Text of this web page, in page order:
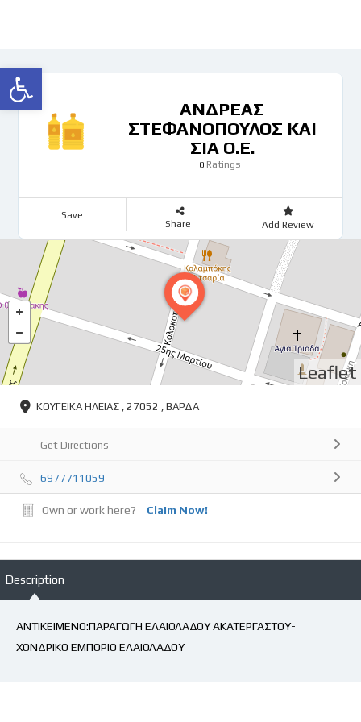
Ανοίξτε τη γραμμή εργαλείων
ΑΝΔΡΕΑΣ
ΣΤΕΦΑΝΟΠΟΥΛΟΣ ΚΑΙ
ΣΙΑ Ο.Ε.
0Ratings
Save
Share Add Review
Leaflet
ΚΟΥΓΕΙΚΑ ΗΛΕΙΑΣ , 27052 , ΒΑΡΔΑ
Get Directions
6977711059
Own or work here? Claim Now!
Description
ΑΝΤΙΚΕΙΜΕΝΟ:ΠΑΡΑΓΩΓΗ ΕΛΑΙΟΛΑΔΟΥ ΑΚΑΤΕΡΓΑΣΤΟΥ-
ΧΟΝΔΡΙΚΟ ΕΜΠΟΡΙΟ ΕΛΑΙΟΛΑΔΟΥ